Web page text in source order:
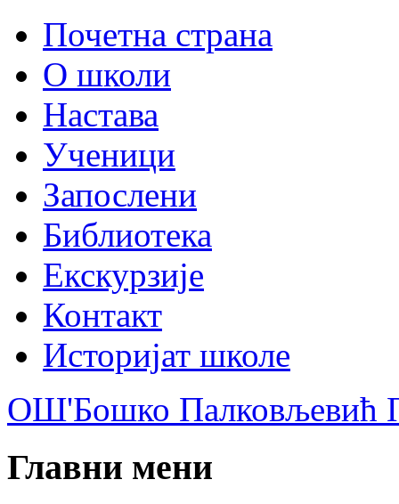
Почетна страна
О школи
Настава
Ученици
Запослени
Библиотека
Екскурзије
Контакт
Историјат школе
ОШ'Бошко Палковљевић
Главни мени